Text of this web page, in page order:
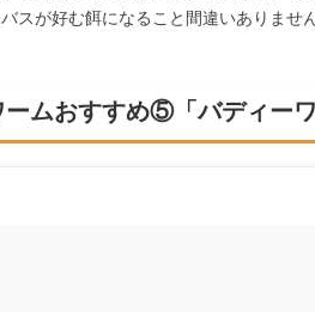
スが好む餌になること間違いありません
ームおすすめ⑤「バディー